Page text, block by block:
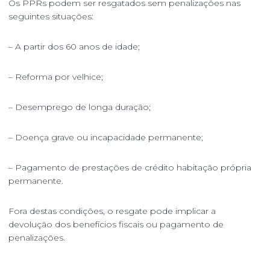
Os PPRs podem ser resgatados sem penalizações nas
seguintes situações:
– A partir dos 60 anos de idade;
– Reforma por velhice;
– Desemprego de longa duração;
– Doença grave ou incapacidade permanente;
– Pagamento de prestações de crédito habitação própria
permanente.
Fora destas condições, o resgate pode implicar a
devolução dos benefícios fiscais ou pagamento de
penalizações.